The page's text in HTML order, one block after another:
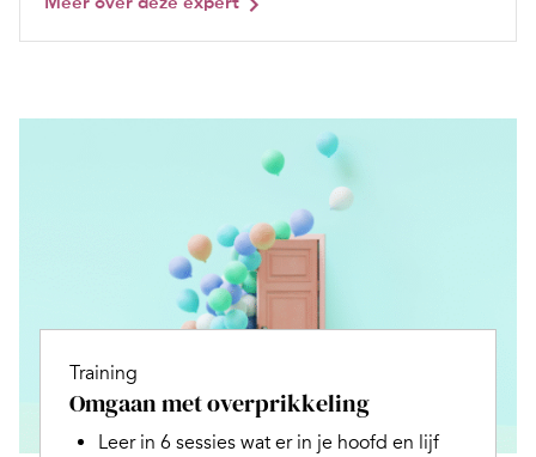
Training
Omgaan met overprikkeling
Leer in 6 sessies wat er in je hoofd en lijf